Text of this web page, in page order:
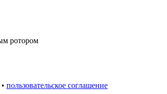
• пользовательское соглашение